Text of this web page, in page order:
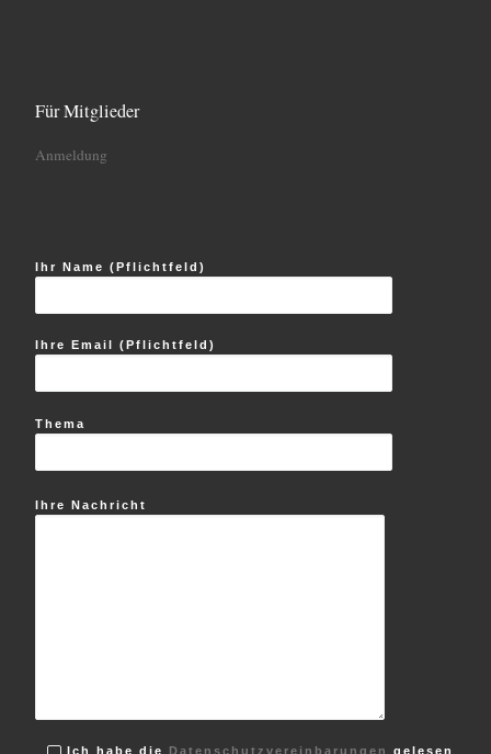
Für Mitglieder
Anmeldung
Ihr Name (Pflichtfeld)
Ihre Email (Pflichtfeld)
Thema
Ihre Nachricht
Ich habe die Datenschutzvereinbarungen gelesen